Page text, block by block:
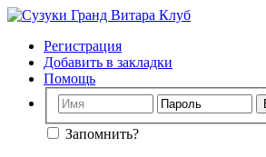
Регистрация
Добавить в закладки
Помощь
Запомнить?